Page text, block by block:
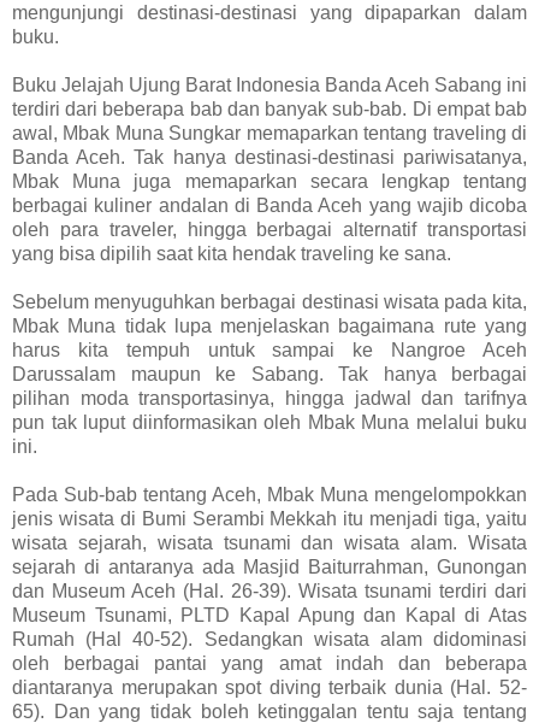
mengunjungi destinasi-destinasi yang dipaparkan dalam
buku.
Buku Jelajah Ujung Barat Indonesia Banda Aceh Sabang ini
terdiri dari beberapa bab dan banyak sub-bab. Di empat bab
awal, Mbak Muna Sungkar memaparkan tentang traveling di
Banda Aceh. Tak hanya destinasi-destinasi pariwisatanya,
Mbak Muna juga memaparkan secara lengkap tentang
berbagai kuliner andalan di Banda Aceh yang wajib dicoba
oleh para traveler, hingga berbagai alternatif transportasi
yang bisa dipilih saat kita hendak traveling ke sana.
Sebelum menyuguhkan berbagai destinasi wisata pada kita,
Mbak Muna tidak lupa menjelaskan bagaimana rute yang
harus kita tempuh untuk sampai ke Nangroe Aceh
Darussalam maupun ke Sabang. Tak hanya berbagai
pilihan moda transportasinya, hingga jadwal dan tarifnya
pun tak luput diinformasikan oleh Mbak Muna melalui buku
ini.
Pada Sub-bab tentang Aceh, Mbak Muna mengelompokkan
jenis wisata di Bumi Serambi Mekkah itu menjadi tiga, yaitu
wisata sejarah, wisata tsunami dan wisata alam. Wisata
sejarah di antaranya ada Masjid Baiturrahman, Gunongan
dan Museum Aceh (Hal. 26-39). Wisata tsunami terdiri dari
Museum Tsunami, PLTD Kapal Apung dan Kapal di Atas
Rumah (Hal 40-52). Sedangkan wisata alam didominasi
oleh berbagai pantai yang amat indah dan beberapa
diantaranya merupakan spot diving terbaik dunia (Hal. 52-
65). Dan yang tidak boleh ketinggalan tentu saja tentang